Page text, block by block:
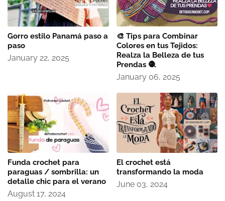
Gorro estilo Panamá paso a
paso
January 22, 2025
🎨 Tips para Combinar
Colores en tus Tejidos:
Realza la Belleza de tus
Prendas 🧶
January 06, 2025
Funda crochet para
paraguas / sombrilla: un
detalle chic para el verano
August 17, 2024
El crochet está
transformando la moda
June 03, 2024